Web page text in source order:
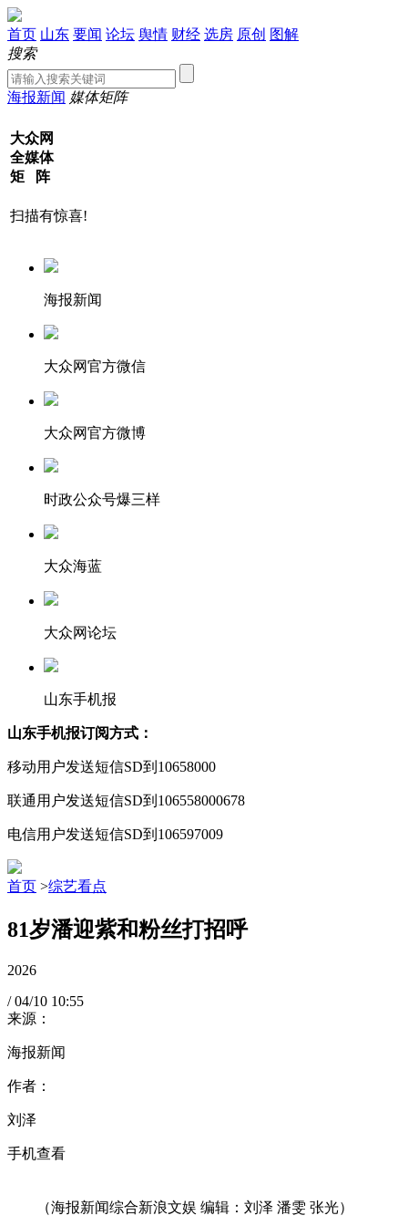
首页 山东 要闻 论坛 舆情 财经 选房 原创 图解
搜索
海报新闻 媒体矩阵
大众网
全媒体
矩 阵
扫描有惊喜!
海报新闻
大众网官方微信
大众网官方微博
时政公众号爆三样
大众海蓝
大众网论坛
山东手机报
山东手机报订阅方式：
移动用户发送短信SD到10658000
联通用户发送短信SD到106558000678
电信用户发送短信SD到106597009
首页 >综艺看点
81岁潘迎紫和粉丝打招呼
2026
/ 04/10 10:55
来源：
海报新闻
作者：
刘泽
手机查看
（海报新闻综合新浪文娱 编辑：刘泽 潘雯 张光）